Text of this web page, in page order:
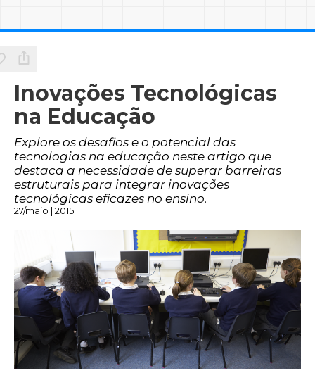
Inovações Tecnológicas
na Educação
Explore os desafios e o potencial das
tecnologias na educação neste artigo que
destaca a necessidade de superar barreiras
estruturais para integrar inovações
tecnológicas eficazes no ensino.
27/maio | 2015